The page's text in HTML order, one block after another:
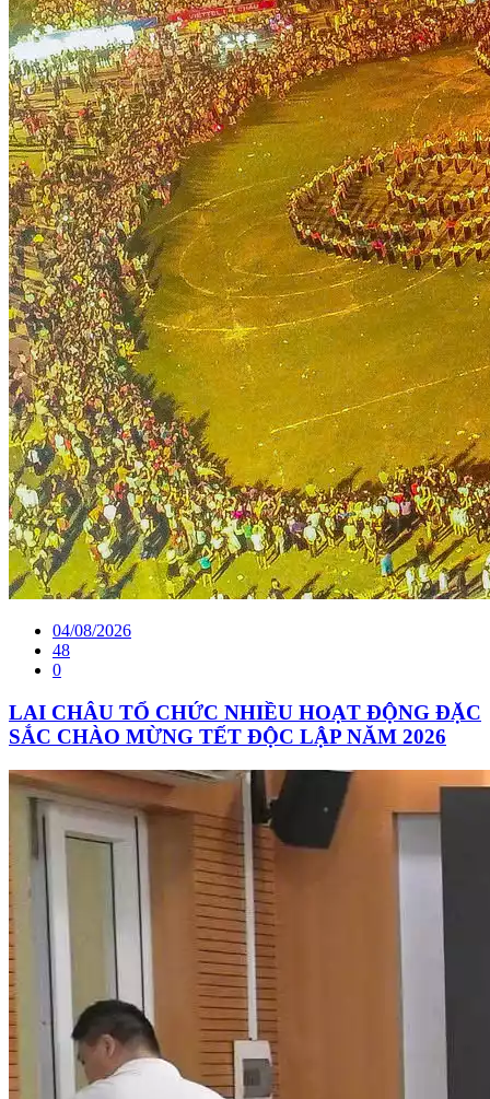
04/08/2026
48
0
LAI CHÂU TỔ CHỨC NHIỀU HOẠT ĐỘNG ĐẶC
SẮC CHÀO MỪNG TẾT ĐỘC LẬP NĂM 2026